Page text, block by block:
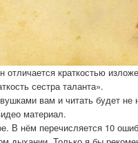
краткостью
сестра таланта».
вам и читать будет не
материал.
В нём перечисляется 10